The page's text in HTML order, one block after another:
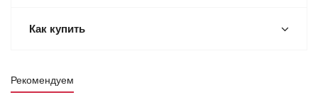
Как купить
Рекомендуем